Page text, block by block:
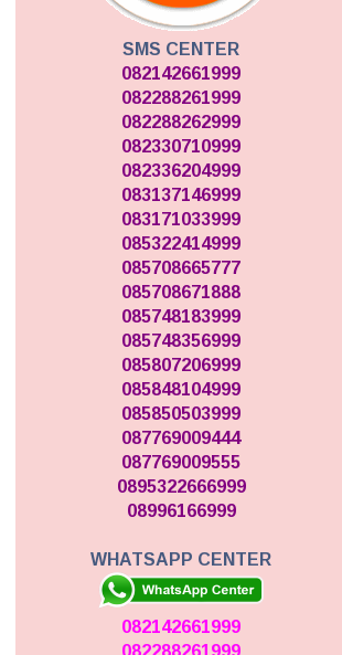
SMS CENTER
082142661999
082288261999
082288262999
082330710999
082336204999
083137146999
083171033999
085322414999
085708665777
085708671888
085748183999
085748356999
085807206999
085848104999
085850503999
087769009444
087769009555
0895322666999
08996166999
WHATSAPP CENTER
082142661999
082288261999